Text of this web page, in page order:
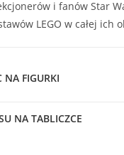
i fanów Star
LEGO w całej ich
NA FIGURKI
NA TABLICZCE